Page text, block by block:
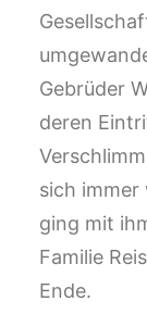
Gebrüder
deren
sich immer
ging mit
Familie
Ende.